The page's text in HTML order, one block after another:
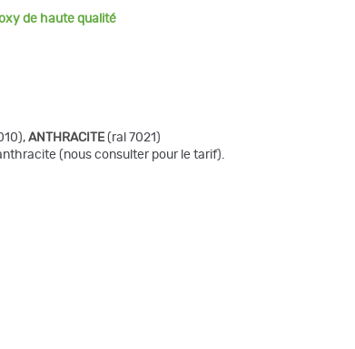
de haute qualité
ANTHRACITE (ral 7021)
(nous consulter pour le tarif).